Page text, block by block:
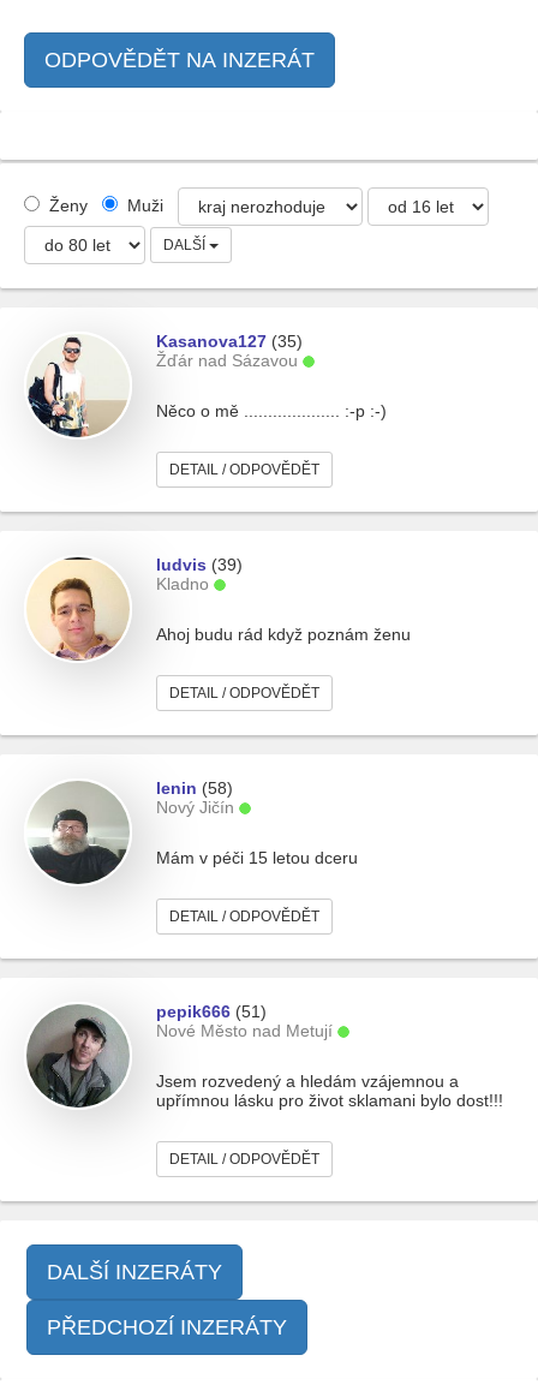
ODPOVĚDĚT NA INZERÁT
Ženy Muži
DALŠÍ
Kasanova127 (35)
Žďár nad Sázavou
Něco o mě .................... :-p :-)
DETAIL / ODPOVĚDĚT
ludvis (39)
Kladno
Ahoj budu rád když poznám ženu
DETAIL / ODPOVĚDĚT
lenin (58)
Nový Jičín
Mám v péči 15 letou dceru
DETAIL / ODPOVĚDĚT
pepik666 (51)
Nové Město nad Metují
Jsem rozvedený a hledám vzájemnou a
upřímnou lásku pro život sklamani bylo dost!!!
DETAIL / ODPOVĚDĚT
DALŠÍ INZERÁTY
PŘEDCHOZÍ INZERÁTY